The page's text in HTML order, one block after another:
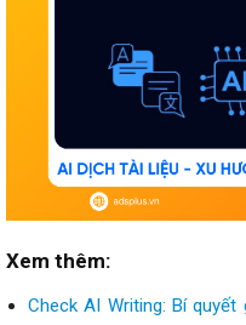
Xem thêm:
Check AI Writing: Bí